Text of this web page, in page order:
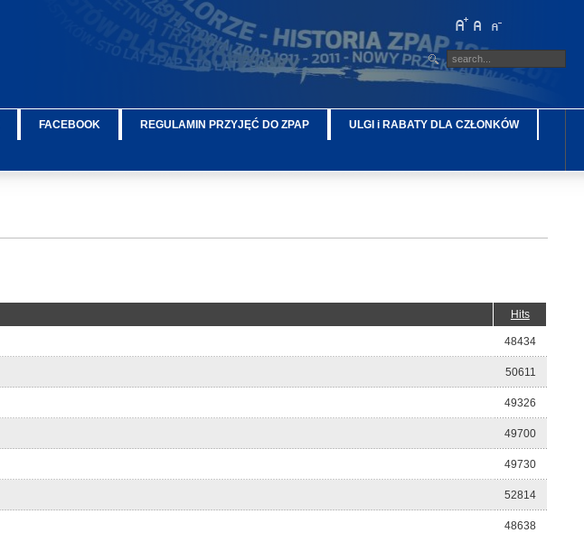
FACEBOOK REGULAMIN PRZYJĘĆ DO ZPAP ULGI i RABATY DLA CZŁONKÓW
Hits
48434
50611
49326
49700
49730
52814
48638